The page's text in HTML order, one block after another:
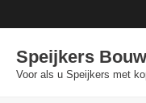
to
content
Speijkers
Voor als u Speijkers met